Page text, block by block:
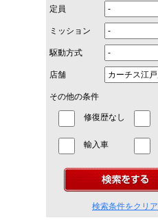
定員
ミッション
駆動方式
店舗
その他の条件
修復歴なし
輸入車
検索条件をクリア